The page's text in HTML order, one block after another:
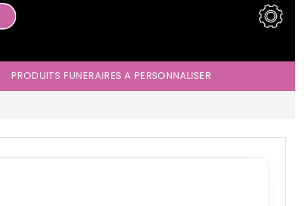
PRODUITS FUNERAIRES A PERSONNALISER